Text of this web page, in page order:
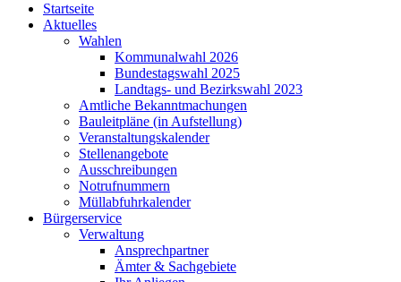
Startseite
Aktuelles
Wahlen
Kommunalwahl 2026
Bundestagswahl 2025
Landtags- und Bezirkswahl 2023
Amtliche Bekanntmachungen
Bauleitpläne (in Aufstellung)
Veranstaltungskalender
Stellenangebote
Ausschreibungen
Notrufnummern
Müllabfuhrkalender
Bürgerservice
Verwaltung
Ansprechpartner
Ämter & Sachgebiete